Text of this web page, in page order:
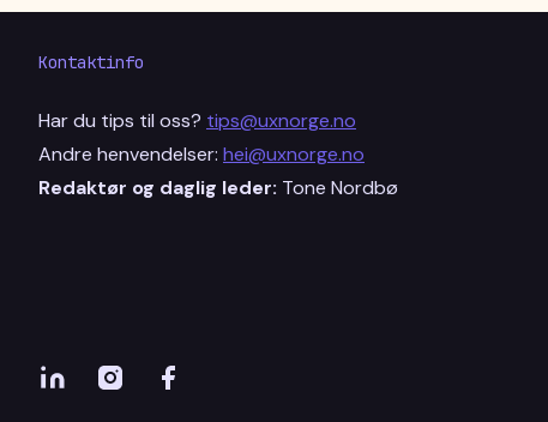
Kontaktinfo
Har du tips til oss? tips@uxnorge.no
Andre henvendelser: hei@uxnorge.no
Redaktør og daglig leder: Tone Nordbø